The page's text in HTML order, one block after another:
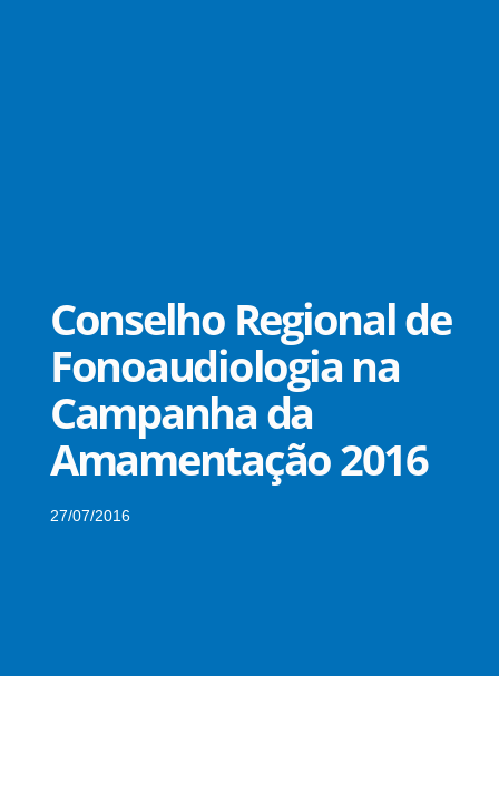
Conselho Regional de
Fonoaudiologia na
Campanha da
Amamentação 2016
27/07/2016